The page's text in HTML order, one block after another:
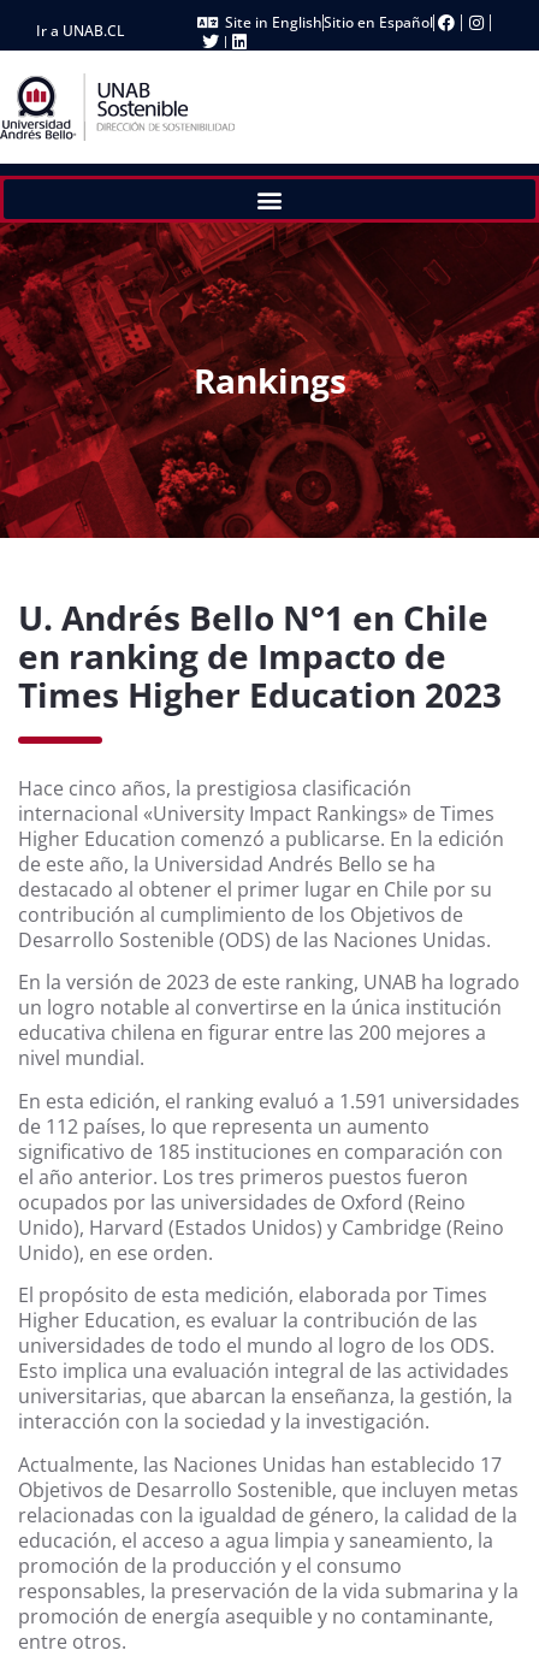
Ir a UNAB.CL Site in EnglishSitio en Español
Rankings
U. Andrés Bello N°1 en Chile
en ranking de Impacto de
Times Higher Education 2023
Hace cinco años, la prestigiosa clasificación
internacional «University Impact Rankings» de Times
Higher Education comenzó a publicarse. En la edición
de este año, la Universidad Andrés Bello se ha
destacado al obtener el primer lugar en Chile por su
contribución al cumplimiento de los Objetivos de
Desarrollo Sostenible (ODS) de las Naciones Unidas.
En la versión de 2023 de este ranking, UNAB ha logrado
un logro notable al convertirse en la única institución
educativa chilena en figurar entre las 200 mejores a
nivel mundial.
En esta edición, el ranking evaluó a 1.591 universidades
de 112 países, lo que representa un aumento
significativo de 185 instituciones en comparación con
el año anterior. Los tres primeros puestos fueron
ocupados por las universidades de Oxford (Reino
Unido), Harvard (Estados Unidos) y Cambridge (Reino
Unido), en ese orden.
El propósito de esta medición, elaborada por Times
Higher Education, es evaluar la contribución de las
universidades de todo el mundo al logro de los ODS.
Esto implica una evaluación integral de las actividades
universitarias, que abarcan la enseñanza, la gestión, la
interacción con la sociedad y la investigación.
Actualmente, las Naciones Unidas han establecido 17
Objetivos de Desarrollo Sostenible, que incluyen metas
relacionadas con la igualdad de género, la calidad de la
educación, el acceso a agua limpia y saneamiento, la
promoción de la producción y el consumo
responsables, la preservación de la vida submarina y la
promoción de energía asequible y no contaminante,
entre otros.